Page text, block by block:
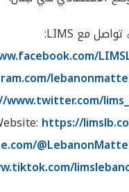
تواصل مع LIMS:
https://